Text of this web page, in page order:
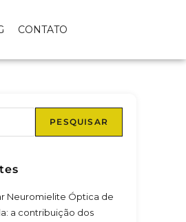
CONTATO
PESQUISAR
Neuromielite Óptica de
a contribuição dos